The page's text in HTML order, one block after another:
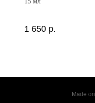
1 650 р.
Made on